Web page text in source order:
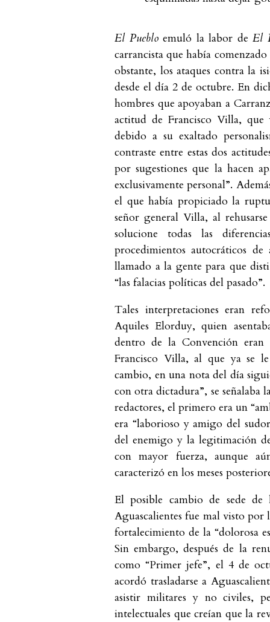
El Puebloemuló la labor deEl
carrancista que había
obstante, los ataques contra la
desde el día 2 de octubre. En
hombres que apoyaban a
actitud de Francisco Villa, que
debido a su exaltado
contraste entre estas dos
por sugestiones que la hacen
exclusivamente personal”.
el que había propiciado la
señor general Villa, al
solucione todas las
procedimientos autocráticos de
llamado a la gente para que
“las falacias políticas del pasado”.
Tales interpretaciones eran
Aquiles Elorduy, quien
dentro de la Convención eran
Francisco Villa, al que ya se
cambio, en una nota del día
con otra dictadura”, se señalaba
redactores, el primero era un
era “laborioso y amigo del
del enemigo y la legitimación
con mayor fuerza, aunque
caracterizó en los meses
El posible cambio de sede
Aguascalientes fue mal visto
fortalecimiento de la “dolorosa
Sin embargo, después de la
como “Primer jefe”, el 4 de
acordó trasladarse a
asistir militares y no civiles,
intelectuales que creían que la